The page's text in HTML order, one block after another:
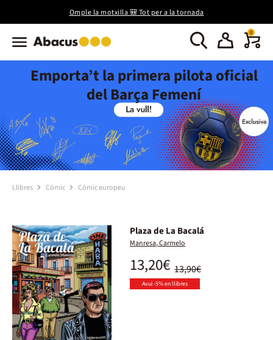
Omple la motxilla 🎒 Tot per a la tornada
0
Emporta’t la primera pilota oficial
del Barça Femení
Llibres Còmic Còmic europeu
Plaza de La Bacalá
Manresa, Carmelo
13,90€
13,20€
Avui -5% en llibres